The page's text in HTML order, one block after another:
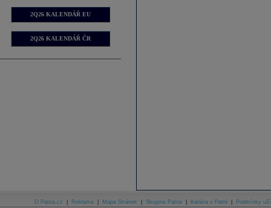
2Q26 KALENDÁŘ EU
2Q26 KALENDÁŘ ČR
O Patria.cz Reklama Mapa Stránek Skupina Patria Kariéra v Patrii Podmínky